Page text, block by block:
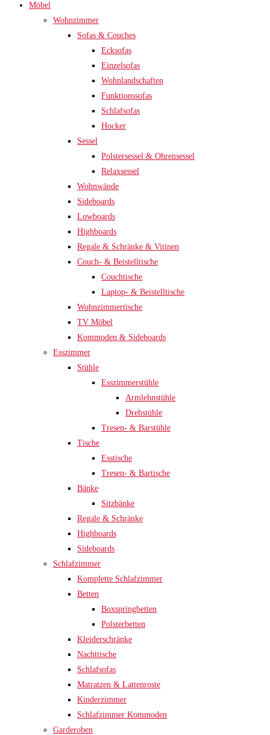
Möbel
Wohnzimmer
Sofas & Couches
Ecksofas
Einzelsofas
Wohnlandschaften
Funktionssofas
Schlafsofas
Hocker
Sessel
Polstersessel & Ohrensessel
Relaxsessel
Wohnwände
Sideboards
Lowboards
Highboards
Regale & Schränke & Vitinen
Couch- & Beistelltische
Couchtische
Laptop- & Beistelltische
Wohnzimmertische
TV Möbel
Kommoden & Sideboards
Esszimmer
Stühle
Esszimmerstühle
Armlehnstühle
Drehstühle
Tresen- & Barstühle
Tische
Esstische
Tresen- & Bartische
Bänke
Sitzbänke
Regale & Schränke
Highboards
Sideboards
Schlafzimmer
Komplette Schlafzimmer
Betten
Boxspringbetten
Polsterbetten
Kleiderschränke
Nachttische
Schlafsofas
Matratzen & Lattenroste
Kinderzimmer
Schlafzimmer Kommoden
Garderoben